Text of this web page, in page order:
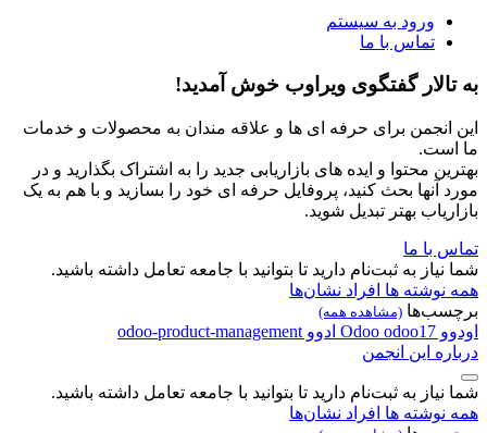
ورود به سیستم
تماس با ما
به تالار گفتگوی ویراوب خوش آمدید!
این انجمن برای حرفه ای ها و علاقه مندان به محصولات و خدمات
ما است.
بهترین محتوا و ایده های بازاریابی جدید را به اشتراک بگذارید و در
مورد آنها بحث کنید، پروفایل حرفه ای خود را بسازید و با هم به یک
بازاریاب بهتر تبدیل شوید.
تماس با ما
شما نیاز به ثبت‌نام دارید تا بتوانید با جامعه تعامل داشته باشید.
همه نوشته ها افراد نشان‌ها
برچسب‌ها (مشاهده همه)
اودوو Odoo odoo17 ادوو odoo-product-management
درباره این انجمن
شما نیاز به ثبت‌نام دارید تا بتوانید با جامعه تعامل داشته باشید.
همه نوشته ها افراد نشان‌ها